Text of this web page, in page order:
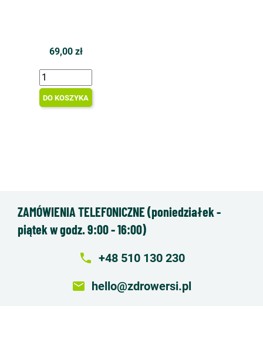
69,00 zł
DO KOSZYKA
ZAMÓWIENIA TELEFONICZNE (poniedziałek -
piątek w godz. 9:00 - 16:00)
local_phone +48 510 130 230
email hello@zdrowersi.pl